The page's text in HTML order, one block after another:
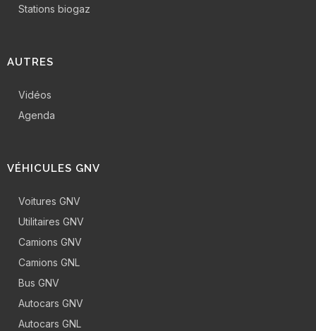
Stations biogaz
AUTRES
Vidéos
Agenda
VÉHICULES GNV
Voitures GNV
Utilitaires GNV
Camions GNV
Camions GNL
Bus GNV
Autocars GNV
Autocars GNL